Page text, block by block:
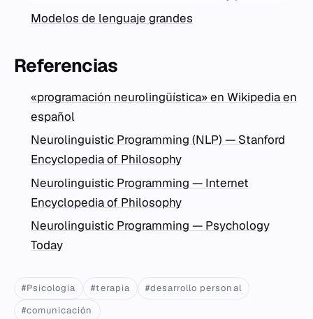
Modelos de lenguaje grandes
Referencias
«programación neurolingüística» en Wikipedia en
español
Neurolinguistic Programming (NLP) — Stanford
Encyclopedia of Philosophy
Neurolinguistic Programming — Internet
Encyclopedia of Philosophy
Neurolinguistic Programming — Psychology
Today
#Psicología #terapia
#desarrollo personal
#comunicación